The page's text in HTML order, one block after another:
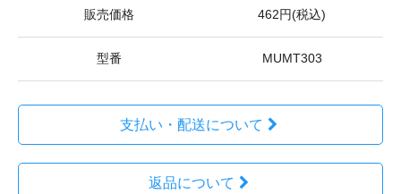
販売価格 462円(税込)
型番 MUMT303
支払い・配送について
返品について